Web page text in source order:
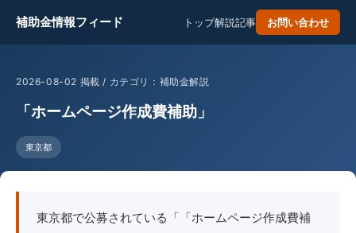
補助金情報フィード トップ解説記事 お問い合わせ
2026-08-02 掲載 / カテゴリ：補助金解説
「ホームページ作成費補助」
東京都
東京都で公募されている「「ホームページ作成費補